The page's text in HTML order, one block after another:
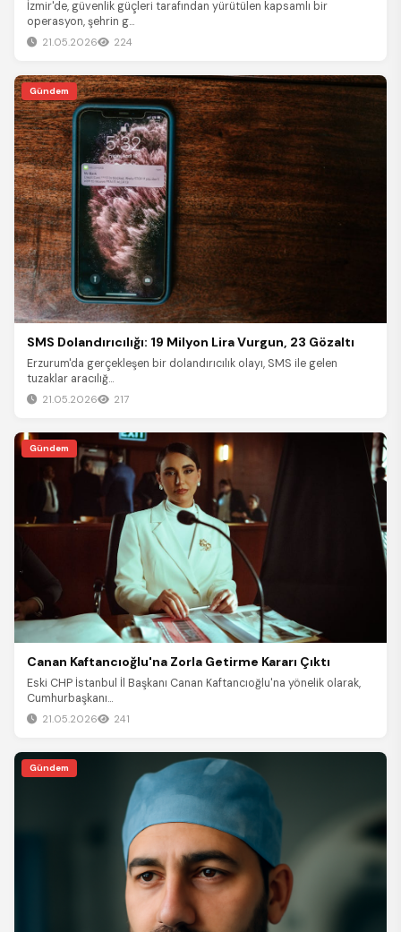
İzmir'de, güvenlik güçleri tarafından yürütülen kapsamlı bir
operasyon, şehrin g...
21.05.2026 224
Gündem
SMS Dolandırıcılığı: 19 Milyon Lira Vurgun, 23 Gözaltı
Erzurum'da gerçekleşen bir dolandırıcılık olayı, SMS ile gelen
tuzaklar aracılığ...
21.05.2026 217
Gündem
Canan Kaftancıoğlu'na Zorla Getirme Kararı Çıktı
Eski CHP İstanbul İl Başkanı Canan Kaftancıoğlu'na yönelik olarak,
Cumhurbaşkanı...
21.05.2026 241
Gündem